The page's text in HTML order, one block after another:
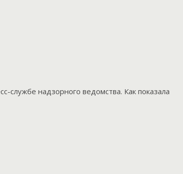
службе надзорного ведомства. Как показала